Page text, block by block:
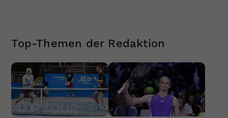
Top-Themen der Redaktion